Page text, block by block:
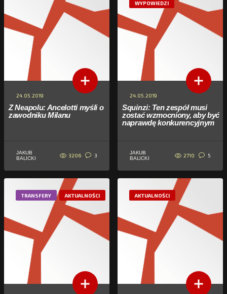
24.05.2019
Z Neapolu: Ancelotti myśli o
zawodniku Milanu
JAKUB
BALICKI
3206 3
WYPOWIEDZI
24.05.2019
Squinzi: Ten zespół musi
zostać wzmocniony, aby być
naprawdę konkurencyjnym
JAKUB
BALICKI
2710 5
TRANSFERY AKTUALNOŚCI AKTUALNOŚCI